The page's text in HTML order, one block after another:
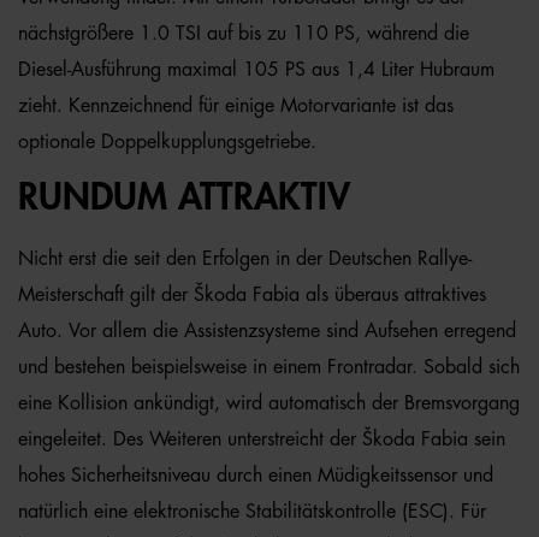
nächstgrößere 1.0 TSI auf bis zu 110 PS, während die
Diesel-Ausführung maximal 105 PS aus 1,4 Liter Hubraum
zieht. Kennzeichnend für einige Motorvariante ist das
optionale Doppelkupplungsgetriebe.
RUNDUM ATTRAKTIV
Nicht erst die seit den Erfolgen in der Deutschen Rallye-
Meisterschaft gilt der Škoda Fabia als überaus attraktives
Auto. Vor allem die Assistenzsysteme sind Aufsehen erregend
und bestehen beispielsweise in einem Frontradar. Sobald sich
eine Kollision ankündigt, wird automatisch der Bremsvorgang
eingeleitet. Des Weiteren unterstreicht der Škoda Fabia sein
hohes Sicherheitsniveau durch einen Müdigkeitssensor und
natürlich eine elektronische Stabilitätskontrolle (ESC). Für